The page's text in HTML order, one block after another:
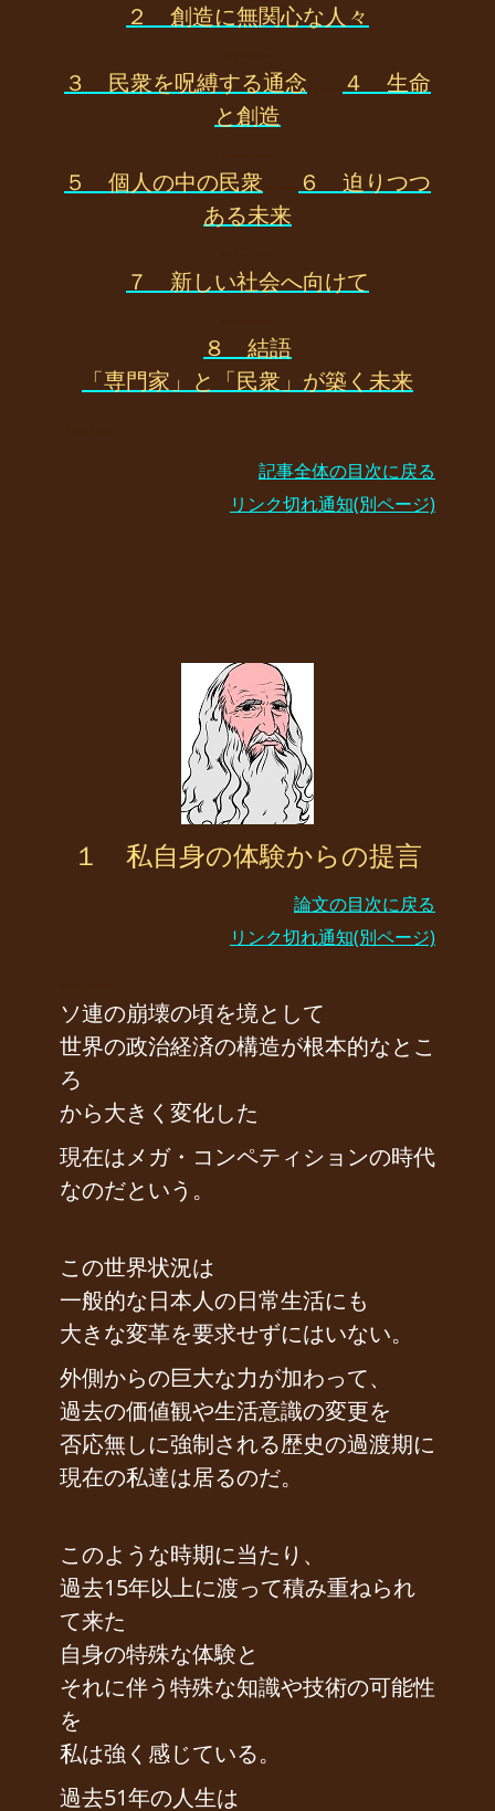
２ 創造に無関心な人々
３ 民衆を呪縛する通念
４ 生命
と創造
５ 個人の中の民衆
６ 迫りつつ
ある未来
７ 新しい社会へ向けて
８ 結語
「専門家」と「民衆」が築く未来
記事全体の目次に戻る
リンク切れ通知(別ページ)
１ 私自身の体験からの提言
論文の目次に戻る
リンク切れ通知(別ページ)
ソ連の崩壊の頃を境として
世界の政治経済の構造が根本的なとこ
ろ
から大きく変化した
現在はメガ・コンペティションの時代
なのだという。
この世界状況は
一般的な日本人の日常生活にも
大きな変革を要求せずにはいない。
外側からの巨大な力が加わって、
過去の価値観や生活意識の変更を
否応無しに強制される歴史の過渡期に
現在の私達は居るのだ。
このような時期に当たり、
過去15年以上に渡って積み重ねられ
て来た
自身の特殊な体験と
それに伴う特殊な知識や技術の可能性
を
私は強く感じている。
過去51年の人生は